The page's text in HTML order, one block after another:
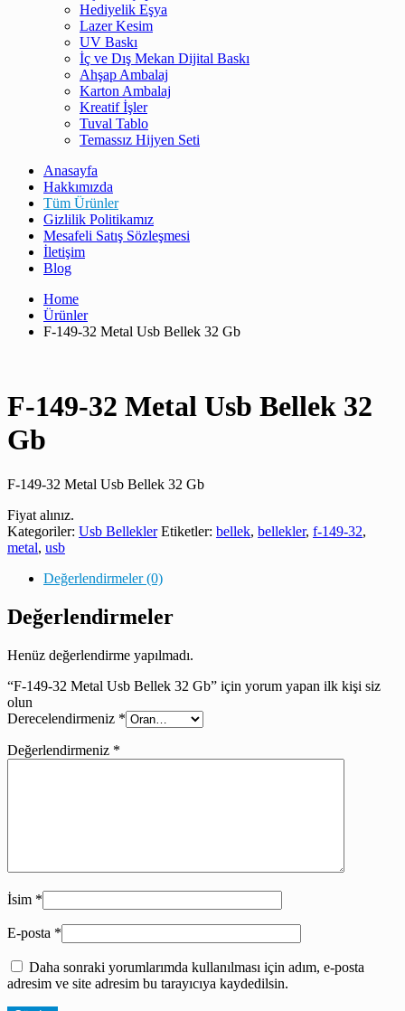
Hediyelik Eşya
Lazer Kesim
UV Baskı
İç ve Dış Mekan Dijital Baskı
Ahşap Ambalaj
Karton Ambalaj
Kreatif İşler
Tuval Tablo
Temassız Hijyen Seti
Anasayfa
Hakkımızda
Tüm Ürünler
Gizlilik Politikamız
Mesafeli Satış Sözleşmesi
İletişim
Blog
Home
Ürünler
F-149-32 Metal Usb Bellek 32 Gb
F-149-32 Metal Usb Bellek 32
Gb
F-149-32 Metal Usb Bellek 32 Gb
Fiyat alınız.
Kategoriler: Usb Bellekler Etiketler: bellek, bellekler, f-149-32,
metal, usb
Değerlendirmeler (0)
Değerlendirmeler
Henüz değerlendirme yapılmadı.
“F-149-32 Metal Usb Bellek 32 Gb” için yorum yapan ilk kişi siz
olun
Derecelendirmeniz *
Değerlendirmeniz *
İsim *
E-posta *
Daha sonraki yorumlarımda kullanılması için adım, e-posta
adresim ve site adresim bu tarayıcıya kaydedilsin.